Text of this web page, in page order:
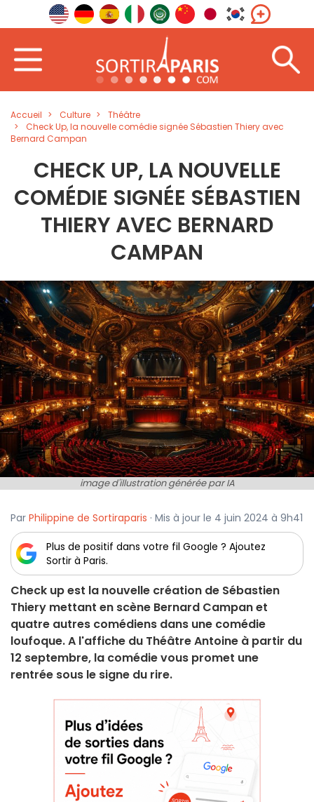
Accueil Culture
Théâtre
Check Up, la nouvelle comédie signée Sébastien Thiery avec
Bernard Campan
CHECK UP, LA NOUVELLE
COMÉDIE SIGNÉE SÉBASTIEN
THIERY AVEC BERNARD
CAMPAN
image d'illustration générée par IA
Par Philippine de Sortiraparis · Mis à jour le 4 juin 2024 à 9h41
Plus de positif dans votre fil Google ? Ajoutez
Sortir à Paris.
Check up est la nouvelle création de Sébastien
Thiery mettant en scène Bernard Campan et
quatre autres comédiens dans une comédie
loufoque. A l'affiche du Théâtre Antoine à partir du
12 septembre, la comédie vous promet une
rentrée sous le signe du rire.